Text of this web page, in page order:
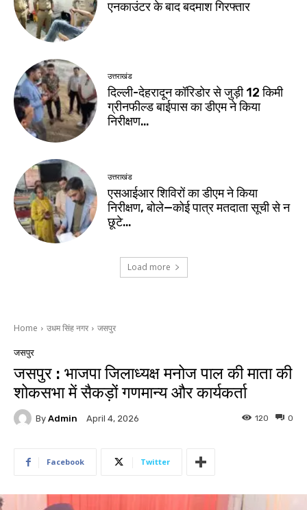
एनकाउंटर के बाद बदमाश गिरफ्तार
उत्तराखंड
दिल्ली-देहरादून कॉरिडोर से जुड़ी 12 किमी
ग्रीनफील्ड बाईपास का डीएम ने किया
निरीक्षण…
उत्तराखंड
एसआईआर शिविरों का डीएम ने किया
निरीक्षण, बोले—कोई पात्र मतदाता सूची से न
छूटे…
Load more